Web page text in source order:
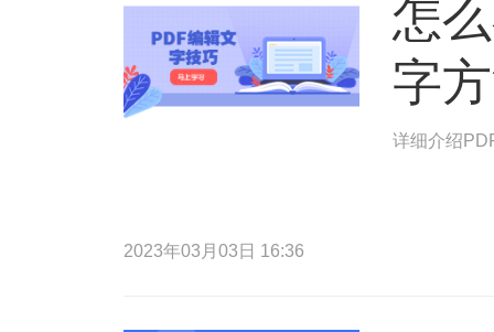
怎
字
详细介绍
2023年03月03日 16:36